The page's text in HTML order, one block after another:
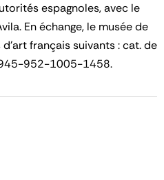
espagnoles, avec le
En échange, le musée de
français suivants : cat. de
952-1005-1458.